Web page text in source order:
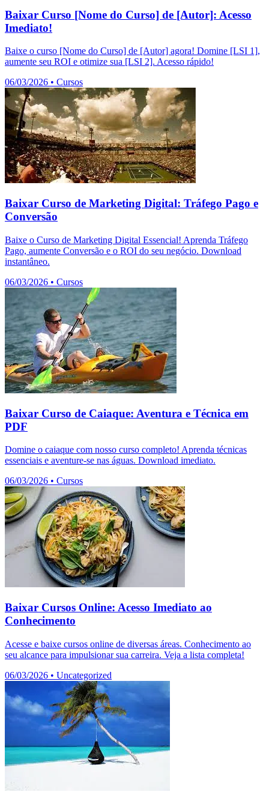
Baixar Curso [Nome do Curso] de [Autor]: Acesso
Imediato!
Baixe o curso [Nome do Curso] de [Autor] agora! Domine [LSI 1],
aumente seu ROI e otimize sua [LSI 2]. Acesso rápido!
06/03/2026 • Cursos
Baixar Curso de Marketing Digital: Tráfego Pago e
Conversão
Baixe o Curso de Marketing Digital Essencial! Aprenda Tráfego
Pago, aumente Conversão e o ROI do seu negócio. Download
instantâneo.
06/03/2026 • Cursos
Baixar Curso de Caiaque: Aventura e Técnica em
PDF
Domine o caiaque com nosso curso completo! Aprenda técnicas
essenciais e aventure-se nas águas. Download imediato.
06/03/2026 • Cursos
Baixar Cursos Online: Acesso Imediato ao
Conhecimento
Acesse e baixe cursos online de diversas áreas. Conhecimento ao
seu alcance para impulsionar sua carreira. Veja a lista completa!
06/03/2026 • Uncategorized